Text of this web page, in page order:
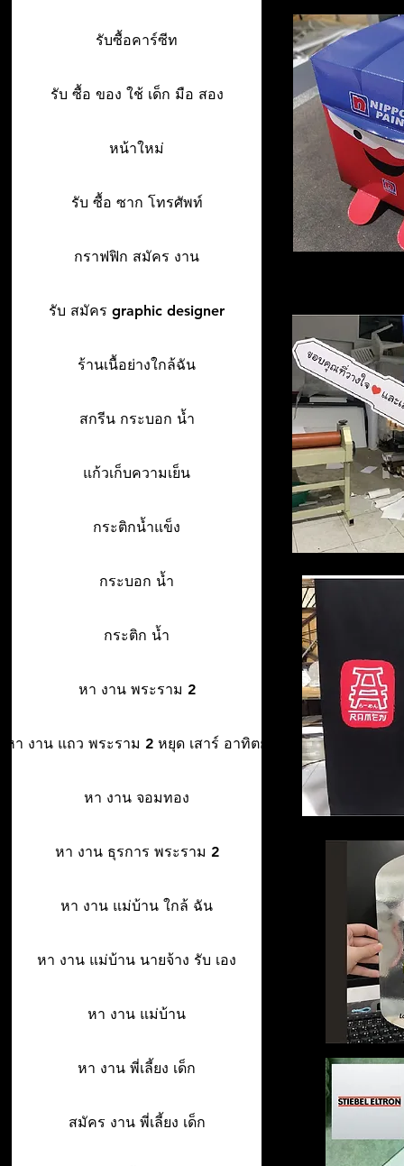
รับซื้อคาร์ซีท
รับ ซื้อ ของ ใช้ เด็ก มือ สอง
หน้าใหม่
รับ ซื้อ ซาก โทรศัพท์
กราฟฟิก สมัคร งาน
รับ สมัคร graphic designer
ร้านเนื้อย่างใกล้ฉัน
สกรีน กระบอก น้ำ
แก้วเก็บความเย็น
กระติกน้ำแข็ง
กระบอก น้ำ
กระติก น้ำ
หา งาน พระราม 2
หา งาน แถว พระราม 2 หยุด เสาร์ อาทิตย์
หา งาน จอมทอง
หา งาน ธุรการ พระราม 2
หา งาน แม่บ้าน ใกล้ ฉัน
หา งาน แม่บ้าน นายจ้าง รับ เอง
หา งาน แม่บ้าน
หา งาน พี่เลี้ยง เด็ก
สมัคร งาน พี่เลี้ยง เด็ก